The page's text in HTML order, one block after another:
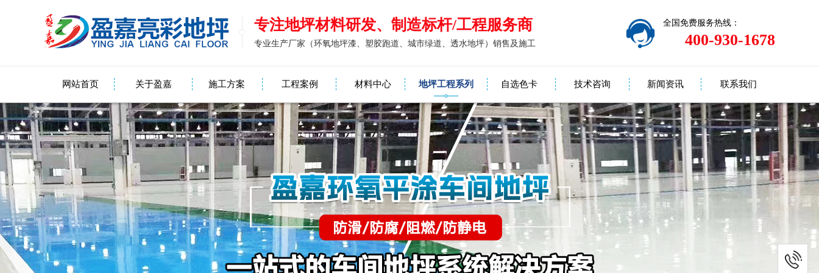
专注地坪材料研发、制造标杆/工程服务商 全国免费服务热线：
400-930-1678
专业生产厂家（环氧地坪漆、塑胶跑道、城市绿道、透水地坪）销售及施工
网站首页 关于盈嘉 施工方案 工程案例 材料中心 地坪工程系列 自选色卡 技术咨询 新闻资讯 联系我们